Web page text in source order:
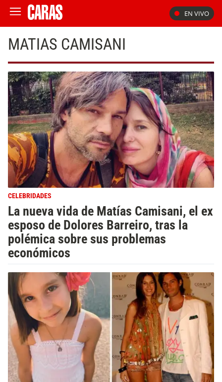
EN VIVO
MATIAS CAMISANI
CELEBRIDADES
La nueva vida de Matías Camisani, el ex
esposo de Dolores Barreiro, tras la
polémica sobre sus problemas
económicos